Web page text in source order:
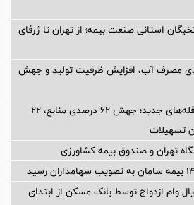
استانی صنعت بیمه؛ از تهران تا ژرفای
از ۸۰ درصدی مصرف آب، افزایش ظرفیت تولید و جهش
مهر ایران در مسیر فتح قله‌های جدید؛ جهش ۶۲ درصدی منابع، ۲۲
تهران و صندوق بیمه كشاورزی
میلیارد ریال وام ازدواج توسط بانک مسکن از ابتدای